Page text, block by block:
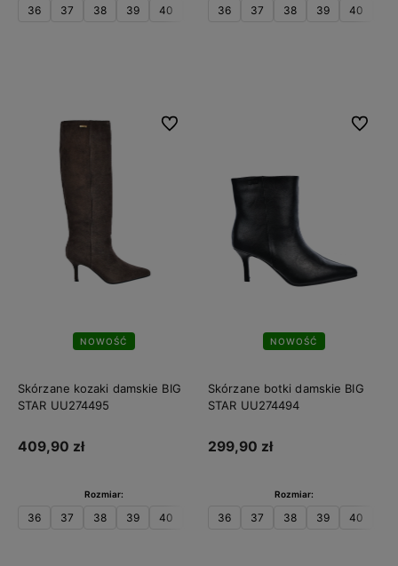
36 37 38 39 40 36 37 38 39 40
NOWOŚĆ
Skórzane kozaki damskie BIG
STAR UU274495
409,90 zł
Rozmiar:
36 37 38 39 40
Do ulubionych
NOWOŚĆ
Skórzane botki damskie BIG
STAR UU274494
299,90 zł
Rozmiar:
36 37 38 39 40
Do